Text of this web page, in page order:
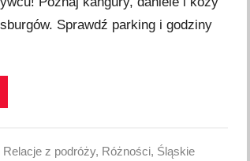
Sprawdź parking i godziny
Relacje z podróży, Różności, Śląskie